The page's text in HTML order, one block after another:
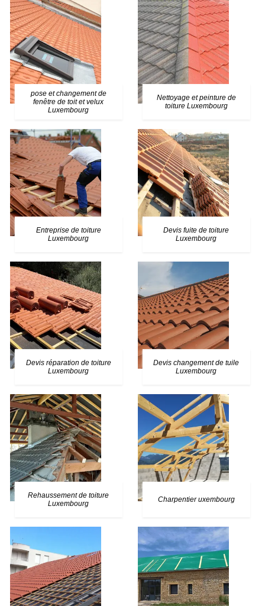
pose et changement de
fenêtre de toit et velux
Luxembourg
Nettoyage et peinture de
toiture Luxembourg
Entreprise de toiture
Luxembourg
Devis fuite de toiture
Luxembourg
Devis réparation de toiture
Luxembourg
Devis changement de tuile
Luxembourg
Rehaussement de toiture
Luxembourg
Charpentier uxembourg